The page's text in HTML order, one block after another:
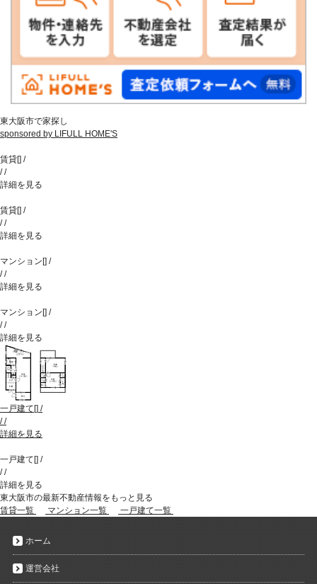
東大阪市で家探し
sponsored by LIFULL HOME'S
賃貸[] /
//
詳細を見る
賃貸[] /
//
詳細を見る
マンション[] /
//
詳細を見る
マンション[] /
//
詳細を見る
一戸建て[] /
//
詳細を見る
一戸建て[] /
//
詳細を見る
東大阪市の最新不動産情報をもっと見る
賃貸一覧
マンション一覧 一戸建て一覧
ホーム
運営会社